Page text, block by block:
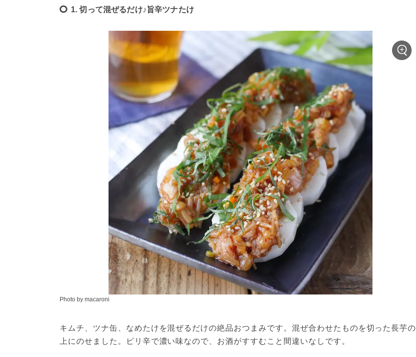
1. 切って混ぜるだけ♪旨辛ツナたけ
Photo by macaroni
キムチ、ツナ缶、なめたけを混ぜるだけの絶品おつまみです。混ぜ合わせたものを切った長芋の
上にのせました。ピリ辛で濃い味なので、お酒がすすむこと間違いなしです。